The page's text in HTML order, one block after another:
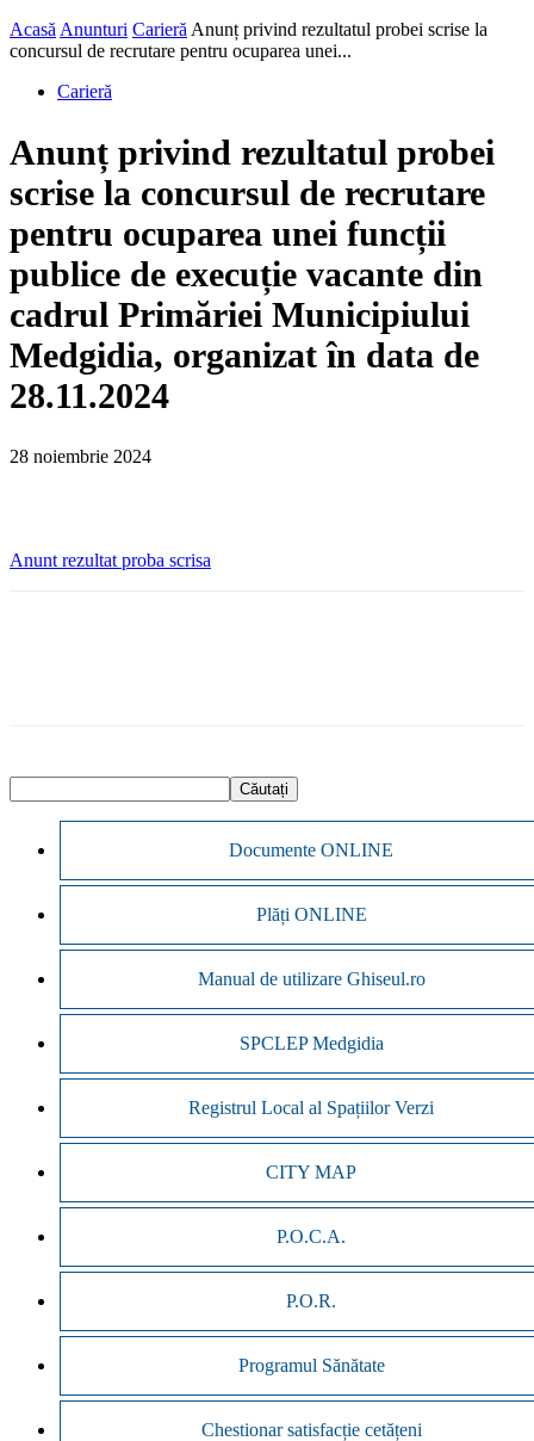
Acasă Anunturi Carieră Anunț privind rezultatul probei scrise la
concursul de recrutare pentru ocuparea unei...
Carieră
Anunț privind rezultatul probei
scrise la concursul de recrutare
pentru ocuparea unei funcții
publice de execuție vacante din
cadrul Primăriei Municipiului
Medgidia, organizat în data de
28.11.2024
28 noiembrie 2024
Anunt rezultat proba scrisa
Documente ONLINE
Plăți ONLINE
Manual de utilizare Ghiseul.ro
SPCLEP Medgidia
Registrul Local al Spațiilor Verzi
CITY MAP
P.O.C.A.
P.O.R.
Programul Sănătate
Chestionar satisfacție cetățeni